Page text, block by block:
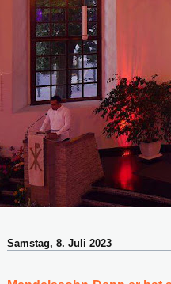
Samstag, 8. Juli 2023